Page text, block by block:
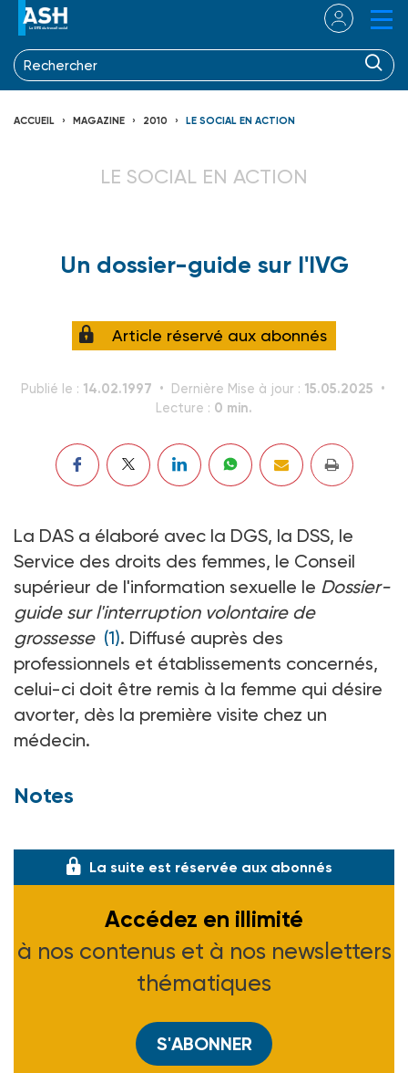
ACCUEIL MAGAZINE 2010 LE SOCIAL EN ACTION
LE SOCIAL EN ACTION
Un dossier-guide sur l'IVG
Article réservé aux abonnés
Publié le : 14.02.1997 Dernière Mise à jour : 15.05.2025
Lecture : 0 min.
La DAS a élaboré avec la DGS, la DSS, le
Service des droits des femmes, le Conseil
supérieur de l'information sexuelle le Dossier-
guide sur l'interruption volontaire de
grossesse (1). Diffusé auprès des
professionnels et établissements concernés,
celui-ci doit être remis à la femme qui désire
avorter, dès la première visite chez un
médecin.
Notes
La suite est réservée aux abonnés
Accédez en illimité
à nos contenus et à nos newsletters
thématiques
S'ABONNER